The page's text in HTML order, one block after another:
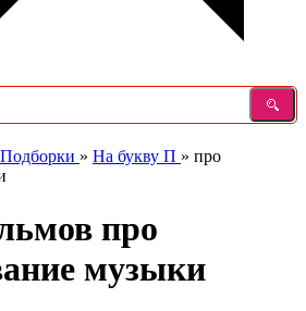
Подборки » На букву П » про
про
музыки